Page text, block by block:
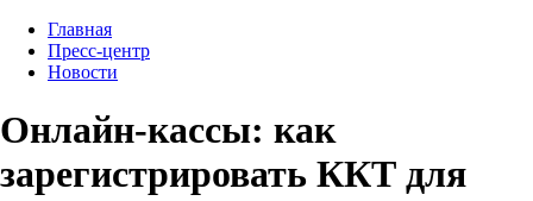
Главная
Пресс-центр
Новости
Онлайн-кассы: как
зарегистрировать ККТ для